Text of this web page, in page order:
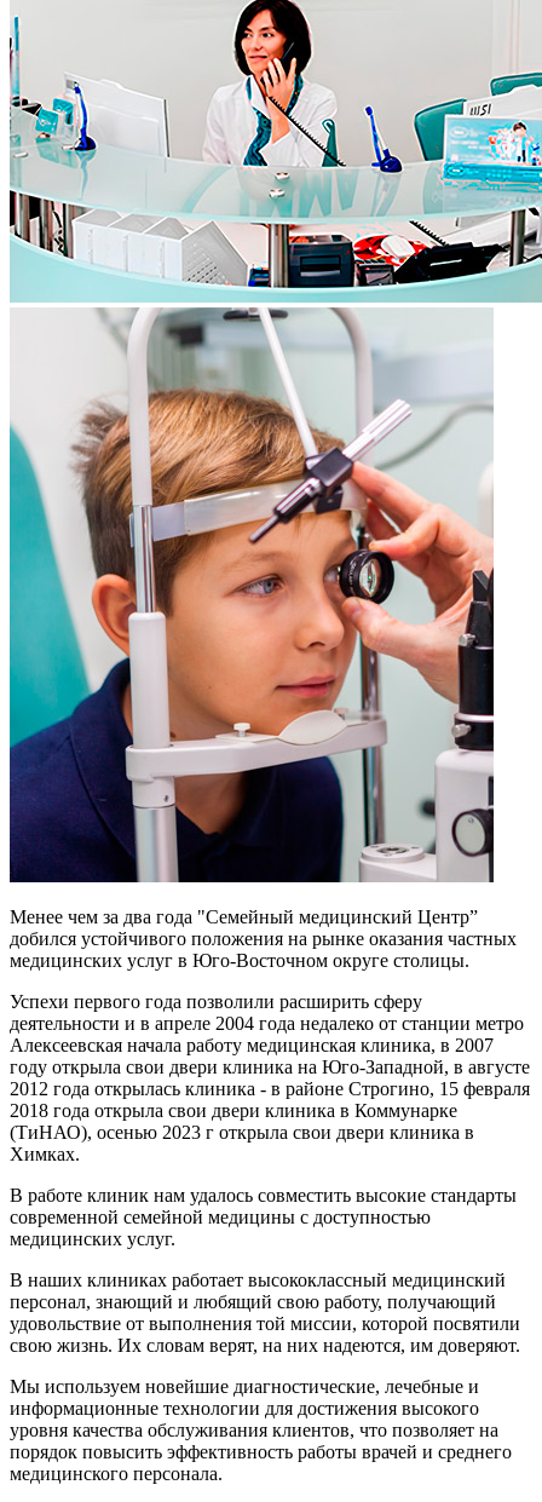
Менее чем за два года "Семейный медицинский Центр”
добился устойчивого положения на рынке оказания частных
медицинских услуг в Юго-Восточном округе столицы.
Успехи первого года позволили расширить сферу
деятельности и в апреле 2004 года недалеко от станции метро
Алексеевская начала работу медицинская клиника, в 2007
году открыла свои двери клиника на Юго-Западной, в августе
2012 года открылась клиника - в районе Строгино, 15 февраля
2018 года открыла свои двери клиника в Коммунарке
(ТиНАО), осенью 2023 г открыла свои двери клиника в
Химках.
В работе клиник нам удалось совместить высокие стандарты
современной семейной медицины с доступностью
медицинских услуг.
В наших клиниках работает высококлассный медицинский
персонал, знающий и любящий свою работу, получающий
удовольствие от выполнения той миссии, которой посвятили
свою жизнь. Их словам верят, на них надеются, им доверяют.
Мы используем новейшие диагностические, лечебные и
информационные технологии для достижения высокого
уровня качества обслуживания клиентов, что позволяет на
порядок повысить эффективность работы врачей и среднего
медицинского персонала.